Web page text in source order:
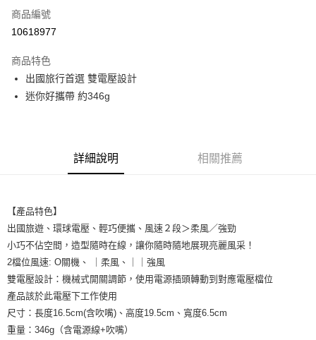
台灣樂天信用卡公司
相關說明
【大哥付你分期使用說明】
2.付款方式選擇「大哥付你分期」，訂單成立後會自動跳轉到大哥付的交易
流程，驗證手機門號後，選擇欲分期的期數、繳款截止日，確認付款後即完
成交易。
3.實際核准額度、可分期數及費用金額請依後續交易確認頁面所載為準。
1.分期款項不併入電信帳單，「大哥付你分期」於每月結算日後寄送繳費提
【注意事項】
用戶於交易時，得透過本服務購買商品或服務，並由商店將買賣／分期付款
買賣價金債權讓與本公司後，依約使用本公司帳單繳交帳款。
2.基於同意付款使用「大哥付你分期」之契約關係目的，商店將以您的個人
由本公司與您本人進行分期帳單所需資料之確認、核對及更正。
3.完整用戶服務條款，請詳閱以下連結：https://oppay.tw/userRule
運送方式
全家取貨付款
每筆NT$65，滿NT$1,699(含以上)免運費
每筆NT$65，滿NT$1,699(含以上)免運費
付款後7-11取貨
每筆NT$65，滿NT$1,699(含以上)免運費
宅配
每筆NT$80，滿NT$1,699(含以上)免運費
宅配-離島
商品編號
10618977
商品特色
出國旅行首選 雙電壓設計
迷你好攜帶 約346g
詳細說明 相關推薦
【產品特色】
出國旅遊、環球電壓、輕巧便攜、風速２段＞柔風／強勁
小巧不佔空間，造型隨時在線，讓你隨時隨地展現亮麗風采！
2檔位風速: O關機、 ｜柔風、｜｜強風
雙電壓設計：機械式開關調節，使用電源插頭轉動到對應電壓檔位
產品該於此電壓下工作使用
尺寸：長度16.5cm(含吹嘴)、高度19.5cm、寬度6.5cm
重量：346g（含電源線+吹嘴）